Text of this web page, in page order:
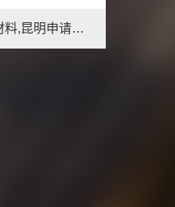
昆明申请软著的材料,昆明申请软著注意事项